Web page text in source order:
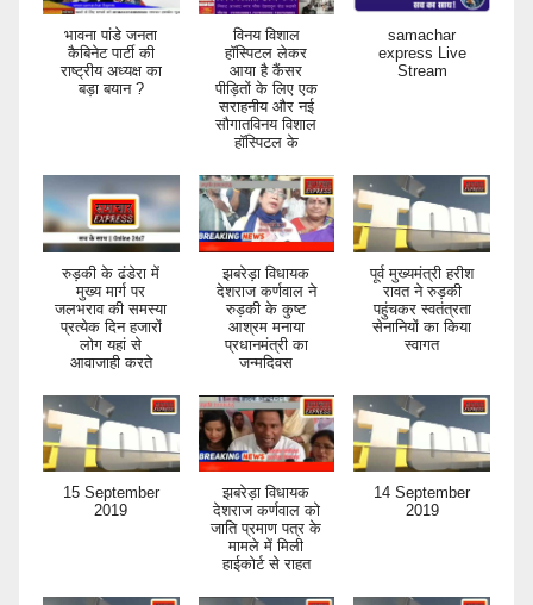
भावना पांडे जनता
कैबिनेट पार्टी की
राष्ट्रीय अध्यक्ष का
बड़ा बयान ?
विनय विशाल
हॉस्पिटल लेकर
आया है कैंसर
पीड़ितों के लिए एक
सराहनीय और नई
सौगातविनय विशाल
हॉस्पिटल के
samachar
express Live
Stream
रुड़की के ढंडेरा में
मुख्य मार्ग पर
जलभराव की समस्या
प्रत्येक दिन हजारों
लोग यहां से
आवाजाही करते
झबरेड़ा विधायक
देशराज कर्णवाल ने
रुड़की के कुष्ट
आश्रम मनाया
प्रधानमंत्री का
जन्मदिवस
पूर्व मुख्यमंत्री हरीश
रावत ने रुड़की
पहुंचकर स्वतंत्रता
सेनानियों का किया
स्वागत
15 September
2019
झबरेड़ा विधायक
देशराज कर्णवाल को
जाति प्रमाण पत्र के
मामले में मिली
हाईकोर्ट से राहत
14 September
2019